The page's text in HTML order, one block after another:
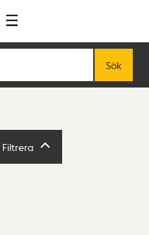
Sök
Filtrera